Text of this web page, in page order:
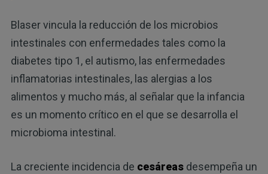
Blaser vincula la reducción de los microbios
intestinales con enfermedades tales como la
diabetes tipo 1, el autismo, las enfermedades
inflamatorias intestinales, las alergias a los
alimentos y mucho más, al señalar que la infancia
es un momento crítico en el que se desarrolla el
microbioma intestinal.
La creciente incidencia de cesáreasdesempeña un